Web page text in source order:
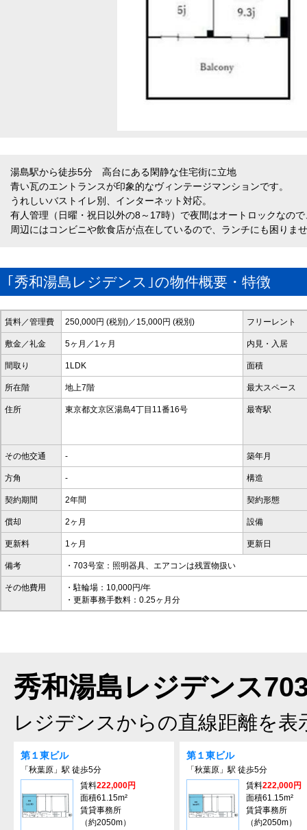
湯島駅から徒歩5分 高台にある閑静な住宅街に立地
青い瓦のエントランスが印象的なヴィンテージマンションです。
うれしいバストイレ別、インターネット対応。
有人管理（日曜・祝日以外の8～17時）で夜間はオートロックなの
周辺にはコンビニや飲食店が点在しているので、ランチにも困りま
｢秀和湯島レジデンス｣の物件概要・特徴
賃料／管理費 250,000円 (税別)／15,000円 (税別) フリーレント
敷金／礼金 5ヶ月／1ヶ月 内見・入居
間取り 1LDK 面積
所在階 地上7階 最大スペース
住所 東京都文京区湯島4丁目11番16号 最寄駅
その他交通 - 築年月
方角 - 構造
契約期間 2年間 契約形態
償却 2ヶ月 設備
更新料 1ヶ月 更新日
備考 ・703号室：照明器具、エアコンは残置物扱い
その他費用
・駐輪場：10,000円/年
・更新事務手数料：0.25ヶ月分
秀和湯島レジデンス
レジデンスからの直線距離を表
第１東ビル
「秋葉原」駅 徒歩5分
賃料222,000円
面積61.15m²
賃貸事務所
（約2050m）
第１東ビル
「秋葉原」駅 徒歩5分
賃料222,000円
面積61.15m²
賃貸事務所
（約2050m）